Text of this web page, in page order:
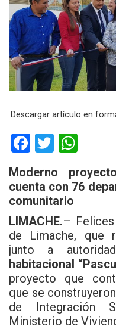
Descargar artículo en
F
a
ce
b
o
o
k
T
tt
er
at
A
p
p
Moderno
cuenta con 76
comunitario
LIMACHE.–
de Limache, que
junto a
habitacional
proyecto que
que se
de Integración
Ministerio de